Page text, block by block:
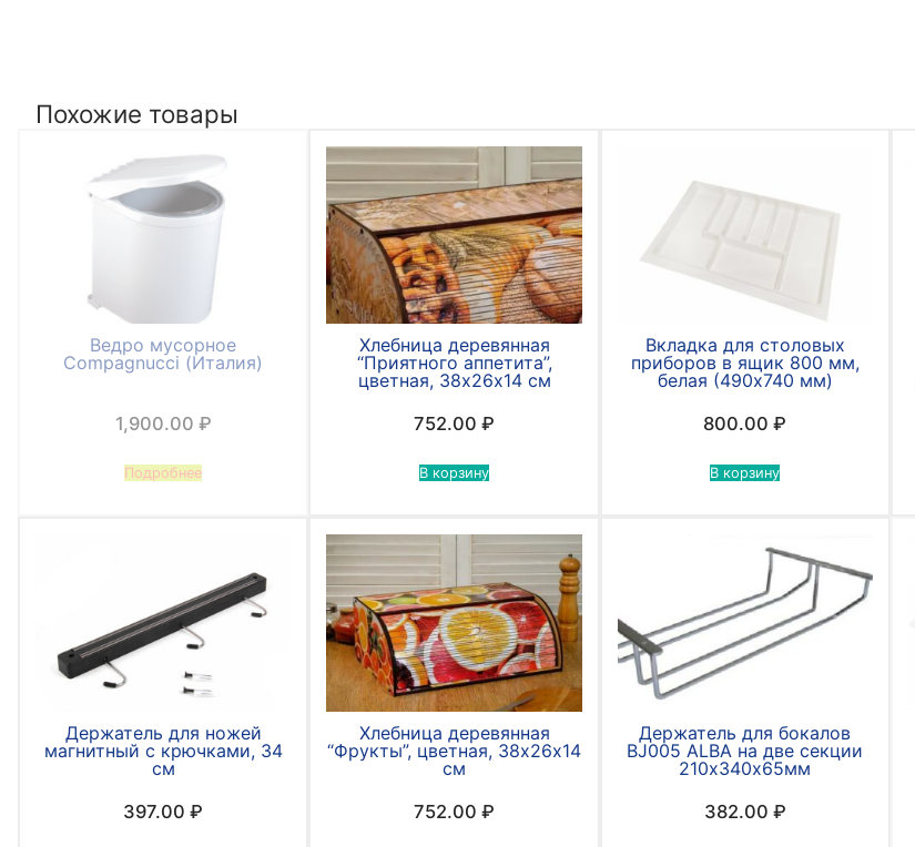
Похожие товары
Ведро мусорное
Compagnucci (Италия)
1,900.00 ₽
Подробнее
Хлебница деревянная
“Приятного аппетита”,
цветная, 38х26х14 см
752.00₽
В корзину
Вкладка для столовых
приборов в ящик 800 мм,
белая (490х740 мм)
800.00₽
В корзину
Держатель для ножей
магнитный с крючками, 34
см
397.00₽
Хлебница деревянная
“Фрукты”, цветная, 38х26х14
см
752.00₽
Держатель для бокалов
BJ005 ALBA на две секции
210х340х65мм
382.00 ₽